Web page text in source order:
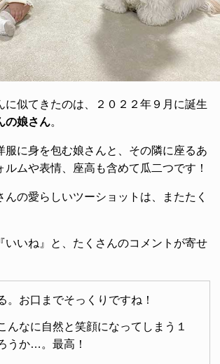
に似てきたのは、２０２２年９月に誕生
の娘さん。
服に身を包む娘さんと、その隣に座るあ
ルムや表情、座高も含めて瓜二つです！
んの愛らしいツーショットは、またたく
いいね』と、たくさんのコメントが寄せ
。お口までそっくりですね！
んなに自然と笑顔になってしまう１
うか…。最高！